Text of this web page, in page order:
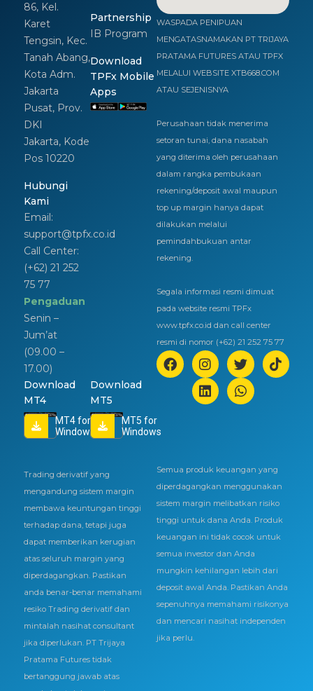
86, Kel.
Karet
Tengsin, Kec.
Tanah Abang,
Kota Adm.
Jakarta
Pusat, Prov.
DKI
Jakarta, Kode
Pos 10220
Hubungi
Kami
Email:
support@tpfx.co.id
Call Center:
(+62) 21 252
75 77
Pengaduan
Senin –
Jum’at
(09.00 –
17.00)
Partnership
IB Program
Download
TPFx Mobile
Apps
Download
MT4
MT4 for
Windows
Download
MT5
MT5 for
Windows
WASPADA PENIPUAN
MENGATASNAMAKAN PT TRIJAYA
PRATAMA FUTURES ATAU TPFX
MELALUI WEBSITE XTB668.COM
ATAU SEJENISNYA
Perusahaan tidak menerima
setoran tunai, dana nasabah
yang diterima oleh perusahaan
dalam rangka pembukaan
rekening/deposit awal maupun
top up margin hanya dapat
dilakukan melalui
pemindahbukuan antar
rekening.
Segala informasi resmi dimuat
pada website resmi TPFx
www.tpfx.co.id dan call center
resmi di nomor (+62) 21 252 75 77
Trading derivatif yang
mengandung sistem margin
membawa keuntungan tinggi
terhadap dana, tetapi juga
dapat memberikan kerugian
atas seluruh margin yang
diperdagangkan. Pastikan
anda benar-benar memahami
resiko Trading derivatif dan
mintalah nasihat consultant
jika diperlukan. PT Trijaya
Pratama Futures tidak
bertanggung jawab atas
Semua produk keuangan yang
diperdagangkan menggunakan
sistem margin melibatkan risiko
tinggi untuk dana Anda. Produk
keuangan ini tidak cocok untuk
semua investor dan Anda
mungkin kehilangan lebih dari
deposit awal Anda. Pastikan Anda
sepenuhnya memahami risikonya
dan mencari nasihat independen
jika perlu.